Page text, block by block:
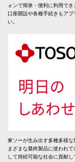
ォンで簡単・便利に利用でき
口座開設や各種手続きもア
い。
東ソーが生み出す多種多様
まざまな最終製品に使われ
して持続可能な社会に貢献し